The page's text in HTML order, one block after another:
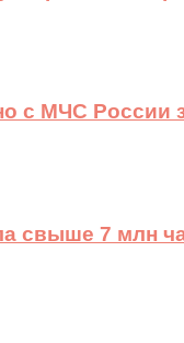
с МЧС России
свыше 7 млн